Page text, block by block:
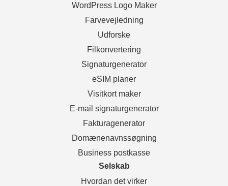
WordPress Logo Maker
Farvevejledning
Udforske
Filkonvertering
Signaturgenerator
eSIM planer
Visitkort maker
E-mail signaturgenerator
Fakturagenerator
Domænenavnssøgning
Business postkasse
Selskab
Hvordan det virker